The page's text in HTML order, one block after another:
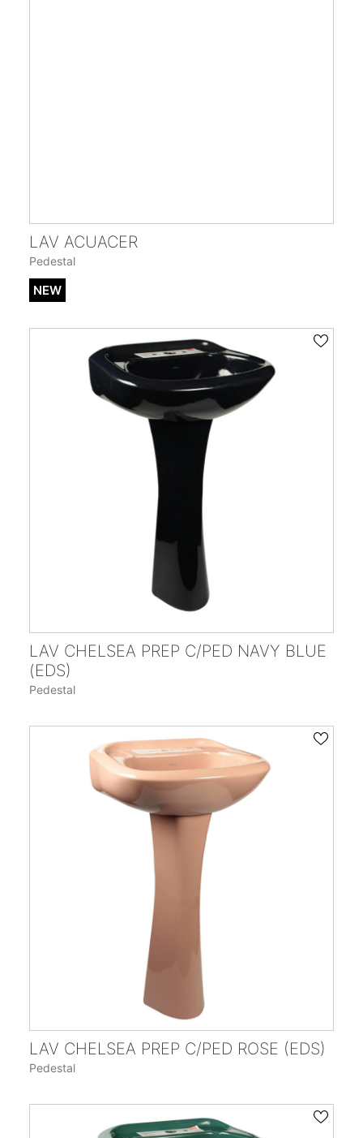
LAV ACUACER
Pedestal
NEW
LAV CHELSEA PREP C/PED NAVY BLUE
(EDS)
Pedestal
LAV CHELSEA PREP C/PED ROSE (EDS)
Pedestal